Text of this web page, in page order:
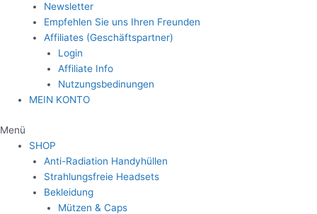
Newsletter
Empfehlen Sie uns Ihren Freunden
Affiliates (Geschäftspartner)
Login
Affiliate Info
Nutzungsbedinungen
MEIN KONTO
Menü
SHOP
Anti-Radiation Handyhüllen
Strahlungsfreie Headsets
Bekleidung
Mützen & Caps